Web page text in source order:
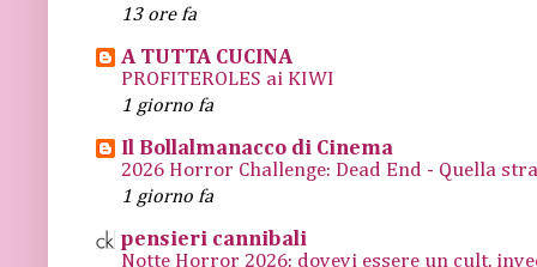
13 ore fa
A TUTTA CUCINA
PROFITEROLES ai KIWI
1 giorno fa
Il Bollalmanacco di Cinema
2026 Horror Challenge: Dead End - Quella
1 giorno fa
pensieri cannibali
Notte Horror 2026: dovevi essere un cult,